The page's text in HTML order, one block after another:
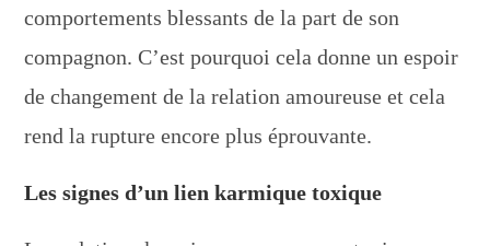
comportements blessants de la part de son
compagnon. C’est pourquoi cela donne un espoir
de changement de la relation amoureuse et cela
rend la rupture encore plus éprouvante.
Les signes d’un lien karmique toxique